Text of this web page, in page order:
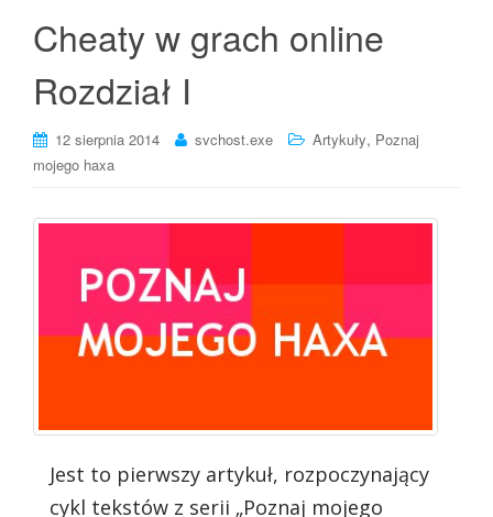
Cheaty w grach online
Rozdział I
12 sierpnia 2014 svchost.exe Artykuły, Poznaj
mojego haxa
Jest to pierwszy artykuł, rozpoczynający
cykl tekstów z serii „Poznaj mojego